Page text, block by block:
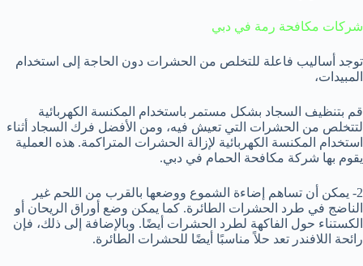
شركات مكافحة رمة في دبي
توجد أساليب فاعلة للتخلص من الحشرات دون الحاجة إلى استخدام
المبيدات،
قم بتنظيف السجاد بشكل مستمر باستخدام المكنسة الكهربائية
لتتخلص من الحشرات التي تعيش فيه، ومن الأفضل فرك السجاد أثناء
استخدام المكنسة الكهربائية لإزالة الحشرات المتراكمة. هذه العملية
يقوم بها شركة مكافحة الحمام في دبي.
2- يمكن أن تساهم إضاءة الشموع ووضعها بالقرب من اللحم غير
الناضج في طرد الحشرات الطائرة. كما يمكن وضع أوراق الريحان أو
الكستناء حول الفاكهة لطرد الحشرات أيضًا. وبالإضافة إلى ذلك، فإن
رائحة اللافندر تعد حلاً مناسبًا أيضًا للحشرات الطائرة.